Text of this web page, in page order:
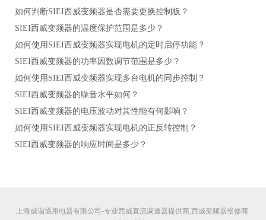
如何判断SIEI西威变频器是否需要更换控制板？
SIEI西威变频器的温度保护范围是多少？
如何使用SIEI西威变频器实现电机的定时启停功能？
SIEI西威变频器的功率因数调节范围是多少？
如何使用SIEI西威变频器实现多台电机的同步控制？
SIEI西威变频器的噪音水平如何？
SIEI西威变频器的电压波动对其性能有何影响？
如何使用SIEI西威变频器实现电机的正反转控制？
SIEI西威变频器的响应时间是多少？
上海威诣通用电器有限公司-专业西威直流调速器提供商,西威变频器维修商.